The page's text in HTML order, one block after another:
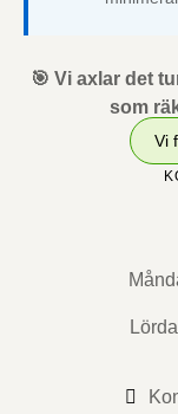
🎯 Vi axlar det
som
Vi